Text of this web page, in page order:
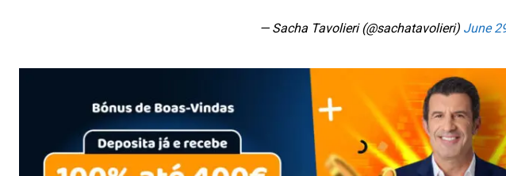
— Sacha Tavolieri (@sachatavolieri) June